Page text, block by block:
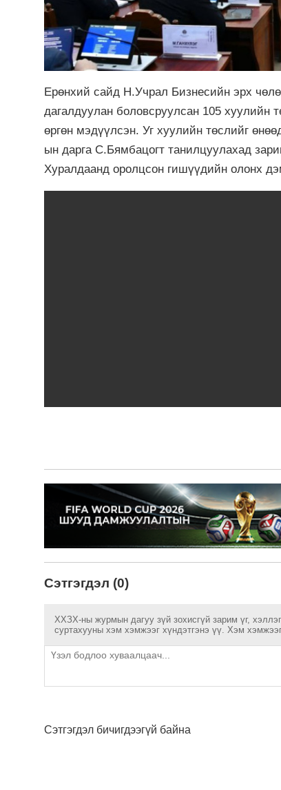
Ерөнхий сайд Н.Учрал Бизнесийн эрх
дагалдуулан боловсруулсан 105 хуулийн
өргөн мэдүүлсэн. Уг хуулийн төслийг
ын дарга С.Бямбацогт танилцуулахад
Хуралдаанд оролцсон гишүүдийн олонх
Сэтгэгдэл (0)
ХХЗХ-ны журмын дагуу зүй зохисгүй зарим үг,
суртахууны хэм хэмжээг хүндэтгэнэ үү. Хэм
Сэтгэгдэл бичигдээгүй байна